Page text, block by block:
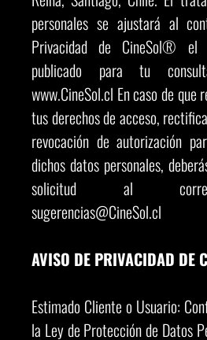
personales se ajustará al
Privacidad de CineSol® el
publicado para tu
www.CineSol.cl En caso de que
tus derechos de acceso,
revocación de autorización
dichos datos personales,
solicitud al
sugerencias@CineSol.cl
AVISO DE PRIVACIDAD DE
Estimado Cliente o Usuario:
la Ley de Protección de Datos